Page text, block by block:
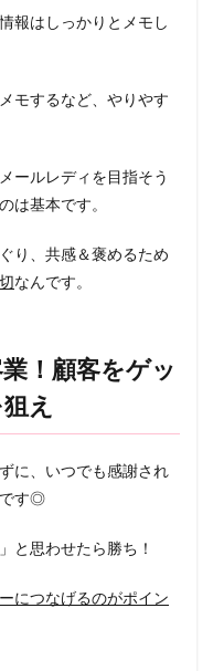
報はしっかりとメモし
モするなど、やりやす
ールレディを目指そう
は基本です。
り、共感＆褒めるため
なんです。
！顧客をゲッ
え
に、いつでも感謝され
です◎
と思わせたら勝ち！
につなげるのがポイン